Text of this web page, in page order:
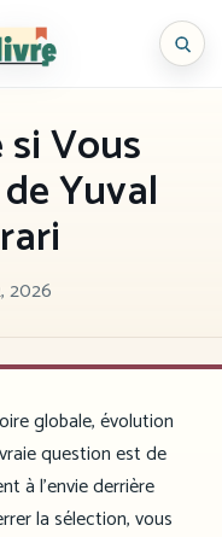
Vous
Yuval
2026
globale, évolution
question est de
à l’envie derrière
la sélection, vous